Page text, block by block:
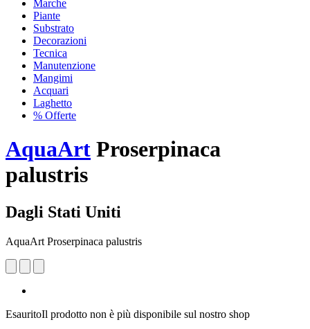
Marche
Piante
Substrato
Decorazioni
Tecnica
Manutenzione
Mangimi
Acquari
Laghetto
% Offerte
AquaArt Proserpinaca
palustris
Dagli Stati Uniti
AquaArt Proserpinaca palustris
EsauritoIl prodotto non è più disponibile sul nostro shop